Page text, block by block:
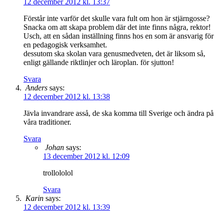
Förstår inte varför det skulle vara fult om hon är stjärngosse?
Snacka om att skapa problem där det inte finns några, rektor!
Usch, att en sådan inställning finns hos en som är ansvarig för
en pedagogisk verksamhet.
dessutom ska skolan vara genusmedveten, det är liksom så,
enligt gällande riktlinjer och läroplan. för sjutton!
Svara
Anders says:
12 december 2012 kl. 13:38
Jävla invandrare asså, de ska komma till Sverige och ändra på
våra traditioner.
Svara
Johan says:
13 december 2012 kl. 12:09
trollololol
Svara
Karin says:
12 december 2012 kl. 13:39